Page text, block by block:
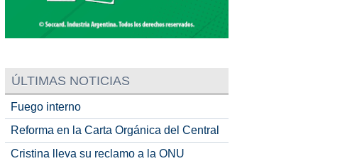
ÚLTIMAS NOTICIAS
Fuego interno
Reforma en la Carta Orgánica del Central
Cristina lleva su reclamo a la ONU